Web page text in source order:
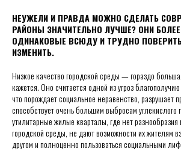
НЕУЖЕЛИ И ПРАВДА МОЖНО СДЕЛАТЬ
РАЙОНЫ ЗНАЧИТЕЛЬНО ЛУЧШЕ? ОНИ
ОДИНАКОВЫЕ ВСЮДУ И ТРУДНО
ИЗМЕНИТЬ.
Низкое качество городской среды — гораздо
кажется. Оно считается одной из угроз
что порождает социальное неравенство, разрушает
способствует очень большим выбросам углекислого
утилитарные жилые кварталы, где нет
городской среды, не дают возможности их жителям
другом и полноценно пользоваться социальными